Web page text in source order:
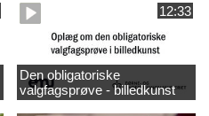
12:33
Den obligatoriske
valgfagsprøve - billedkunst